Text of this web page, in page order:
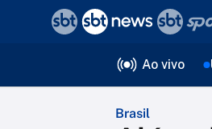
Ao vivo
Brasil
voltar
Editorias